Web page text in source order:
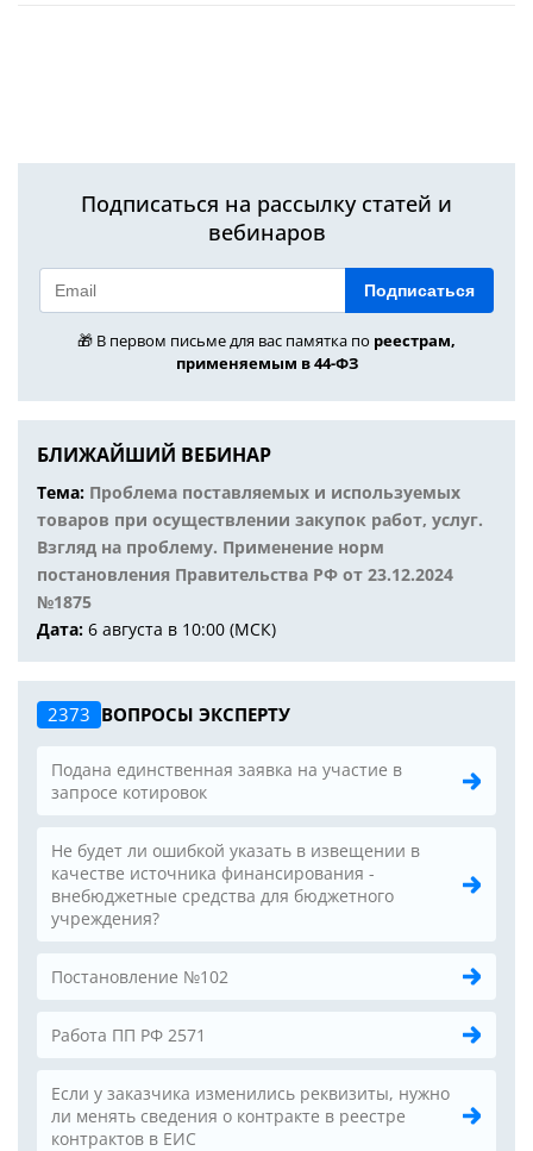
Подписаться на рассылку статей и
вебинаров
Подписаться
🎁 В первом письме для вас памятка по реестрам,
применяемым в 44-ФЗ
БЛИЖАЙШИЙ ВЕБИНАР
Тема: Проблема поставляемых и используемых
товаров при осуществлении закупок работ, услуг.
Взгляд на проблему. Применение норм
постановления Правительства РФ от 23.12.2024
№1875
Дата: 6 августа в 10:00 (МСК)
2373 ВОПРОСЫ ЭКСПЕРТУ
Подана единственная заявка на участие в
запросе котировок
Не будет ли ошибкой указать в извещении в
качестве источника финансирования -
внебюджетные средства для бюджетного
учреждения?
Постановление №102
Работа ПП РФ 2571
Если у заказчика изменились реквизиты, нужно
ли менять сведения о контракте в реестре
контрактов в ЕИС